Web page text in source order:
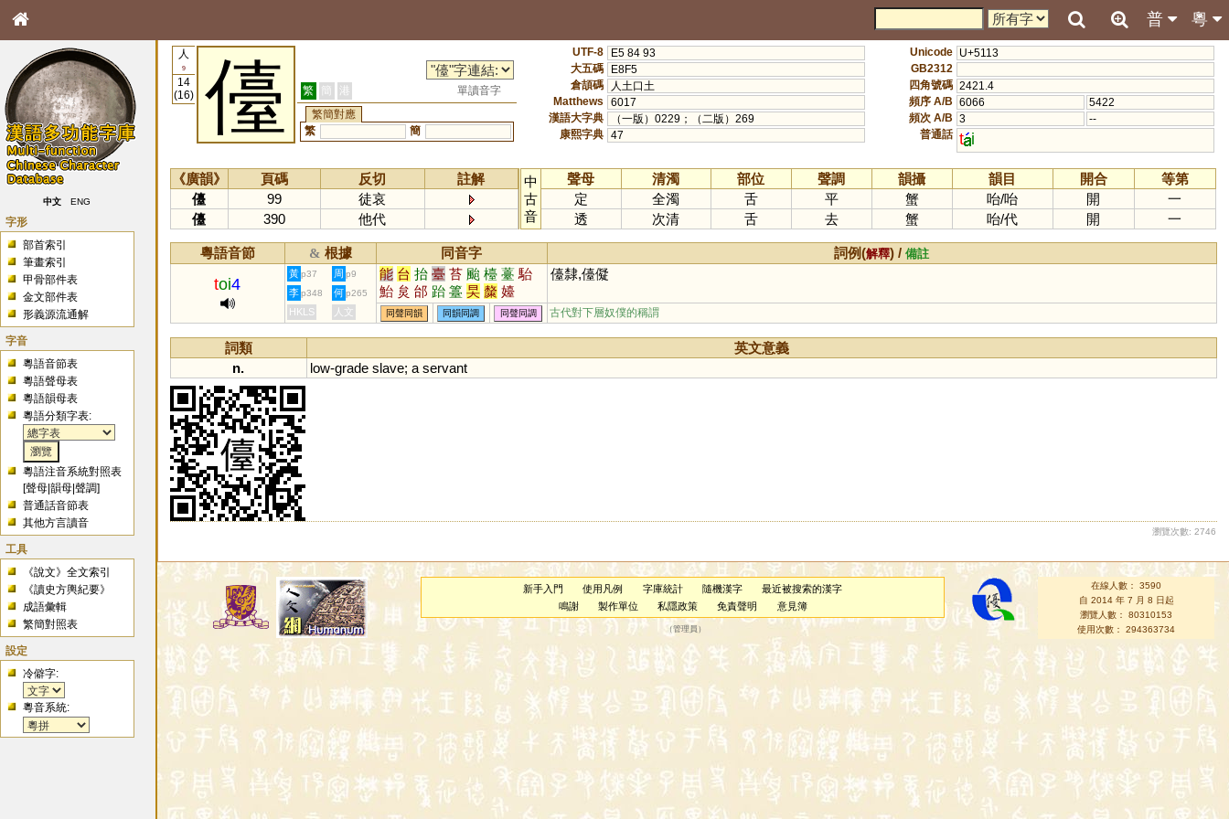
粵
普
中文 ENG
字形
部首索引
筆畫索引
甲骨部件表
金文部件表
形義源流通解
字音
粵語音節表
粵語聲母表
粵語韻母表
粵語分類字表:
粵語注音系統對照表
[聲母 |韻母 |聲調]
普通話音節表
其他方言讀音
工具
《說文》全文索引
《讀史方輿紀要》
成語彙輯
繁簡對照表
設定
冷僻字:
粵音系統:
人
9
14
(16)
儓 繁 簡 港
單讀音字
繁簡對應
繁
簡
UTF-8
E5 84 93
大五碼
E8F5
倉頡碼
人土口土
Matthews
6017
漢語大字典
（一版）0229；（二版）269
康熙字典 47
Unicode U+5113
GB2312
四角號碼 2421.4
頻序 A/B 6066
5422
頻次 A/B 3
--
普通話 t i
《廣韻》 頁碼 反切
註解
儓
99
徒哀
儓
390 他代
中
古
音
聲母 清濁 部位 聲調 韻攝 韻目 開合
等第
定
全濁 舌 平 蟹 咍/咍 開
一
透
次清 舌 去 蟹 咍/代 開 一
粵語音節 & 根據 同音字 詞例(解釋) /備註
toi4
黃 p37 周 p9 能 台 抬 臺 苔 颱 檯 薹 駘
鮐 炱 邰 跆 籉 旲 斄 嬯
儓隸,儓儗
李 p348 何 p265
HKLS 人文 同聲同韻 同韻同調 同聲同調 古代對下層奴僕的稱謂
詞類
英文意義
n.
low-grade slave; a servant
瀏覽次數: 2746
新手入門 使用凡例 字庫統計 隨機漢字
最近被搜索的漢字
鳴謝
製作單位 私隱政策 免責聲明 意見簿
（管理員 ）
在線人數： 3590
自 2014 年 7 月 8 日起
瀏覽人數： 80310153
使用次數： 294363734